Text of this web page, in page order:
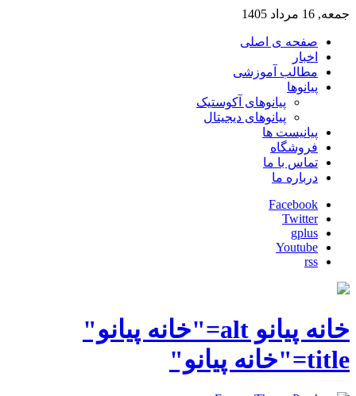
جمعه, 16 مرداد 1405
صفحه ی اصلی
اخبار
مطالب آموزشی
پیانوها
پیانوهای آکوستیک
پیانوهای دیجیتال
پیانیست ها
فروشگاه
تماس با ما
درباره ما
Facebook
Twitter
gplus
Youtube
rss
خانه پیانو alt="خانه پیانو"
title="خانه پیانو"